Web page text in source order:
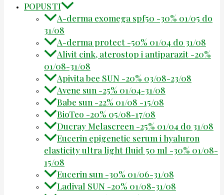
POPUSTI
A-derma exomega spf50 -30% 01/05 do
31/08
A-derma protect -50% 01/04 do 31/08
Alivit cink, aterostop i antiparazit -20%
01/08-31/08
Apivita bee SUN -20% 03/08-23/08
Avene sun -25% 01/04-31/08
Babe sun -22% 01/08 -15/08
BioTeo -20% 05/08-17/08
Ducray Melascreen -25% 01/04 do 31/08
Eucerin epigenetic serum i hyaluron
elasticity ultra light fluid 50 ml -30% 01/08-
15/08
Eucerin sun -30% 01/06-31/08
Ladival SUN -20% 01/08-31/08